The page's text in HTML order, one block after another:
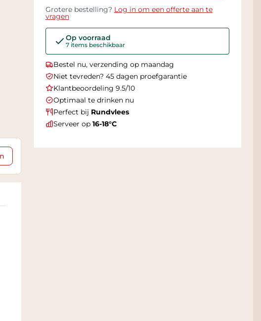
Grotere bestelling? Log in om een offerte aan te
vragen
Op voorraad
7 items beschikbaar
Bestel nu, verzending op maandag
Niet tevreden? 45 dagen proefgarantie
Klantbeoordeling 9.5/10
Optimaal te drinken nu
Perfect bij Rundvlees
Serveer op 16-18°C